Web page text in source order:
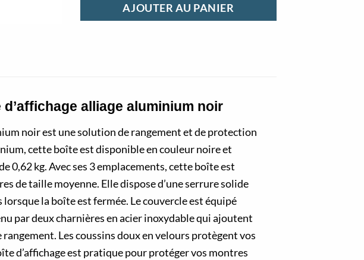
AJOUTER AU PANIER
alliage aluminium noir
noir est une solution de rangement et de protection
cette boîte est disponible en couleur noire et
0,62 kg. Avec ses 3 emplacements, cette boîte est
de taille moyenne. Elle dispose d’une serrure solide
la boîte est fermée. Le couvercle est équipé
par deux charnières en acier inoxydable qui ajoutent
Les coussins doux en velours protègent vos
d’affichage est pratique pour protéger vos montres